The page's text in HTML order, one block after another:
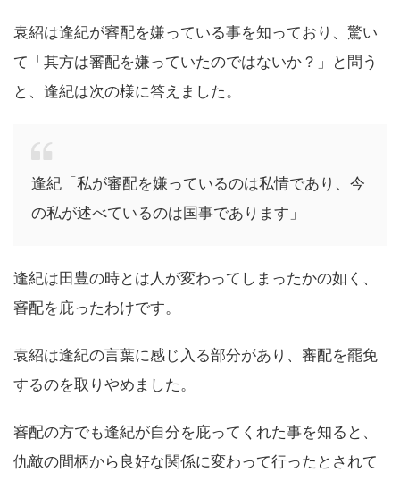
袁紹は逢紀が審配を嫌っている事を知っており、驚い
て「其方は審配を嫌っていたのではないか？」と問う
と、逢紀は次の様に答えました。
逢紀「私が審配を嫌っているのは私情であり、今
の私が述べているのは国事であります」
逢紀は田豊の時とは人が変わってしまったかの如く、
審配を庇ったわけです。
袁紹は逢紀の言葉に感じ入る部分があり、審配を罷免
するのを取りやめました。
審配の方でも逢紀が自分を庇ってくれた事を知ると、
仇敵の間柄から良好な関係に変わって行ったとされて